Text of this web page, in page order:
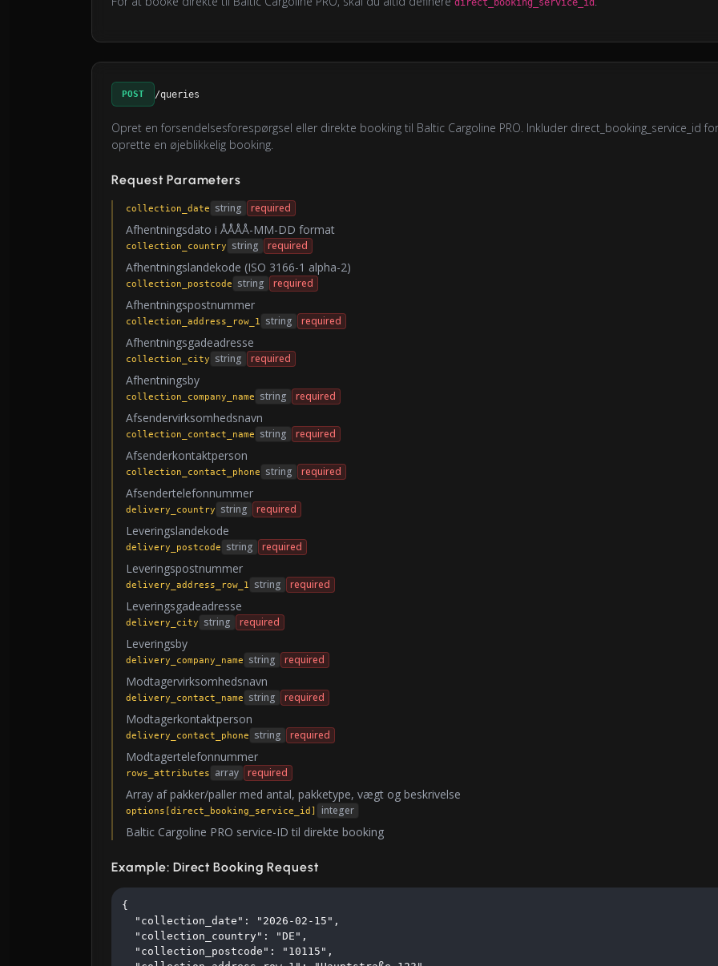
direct_booking_service_id
POST /queries
Opret en forsendelsesforespørgsel eller direkte booking til Baltic Cargoline PRO. Inkluder direct_booking_service_id
oprette en øjeblikkelig booking.
Request Parameters
collection_date string required
Afhentningsdato i ÅÅÅÅ-MM-DD format
collection_country string required
Afhentningslandekode (ISO 3166-1 alpha-2)
collection_postcode string required
Afhentningspostnummer
collection_address_row_1 string required
Afhentningsgadeadresse
collection_city string required
Afhentningsby
collection_company_name string required
Afsendervirksomhedsnavn
collection_contact_name string required
Afsenderkontaktperson
collection_contact_phone string required
Afsendertelefonnummer
delivery_country string required
Leveringslandekode
delivery_postcode string required
Leveringspostnummer
delivery_address_row_1 string required
Leveringsgadeadresse
delivery_city string required
Leveringsby
delivery_company_name string required
Modtagervirksomhedsnavn
delivery_contact_name string required
Modtagerkontaktperson
delivery_contact_phone string required
Modtagertelefonnummer
rows_attributes array required
Array af pakker/paller med antal, pakketype, vægt og beskrivelse
options[direct_booking_service_id] integer
Baltic Cargoline PRO service-ID til direkte booking
Example: Direct Booking Request
{
  "collection_date": "2026-02-15",
  "collection_country": "DE",
  "collection_postcode": "10115",